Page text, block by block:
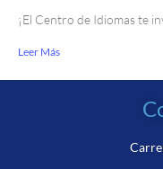
¡El Centro de Idiomas te
Leer Más